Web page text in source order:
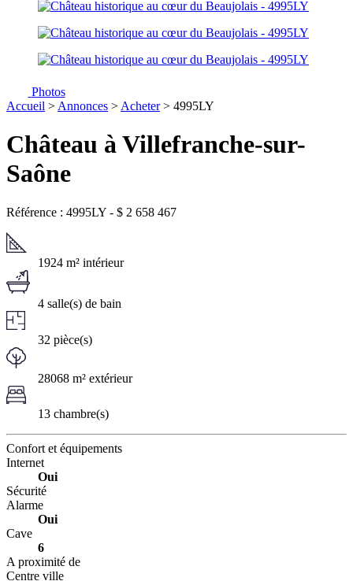
Photos
Accueil > Annonces > Acheter> 4995LY
Château à Villefranche-sur-
Saône
Référence : 4995LY - $ 2 658 467
1924 m² intérieur
4 salle(s) de bain
32 pièce(s)
28068 m² extérieur
13 chambre(s)
Confort et équipements
Internet
Oui
Sécurité
Alarme
Oui
Cave
6
A proximité de
Centre ville